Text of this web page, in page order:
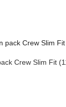
Crew Slim Fit